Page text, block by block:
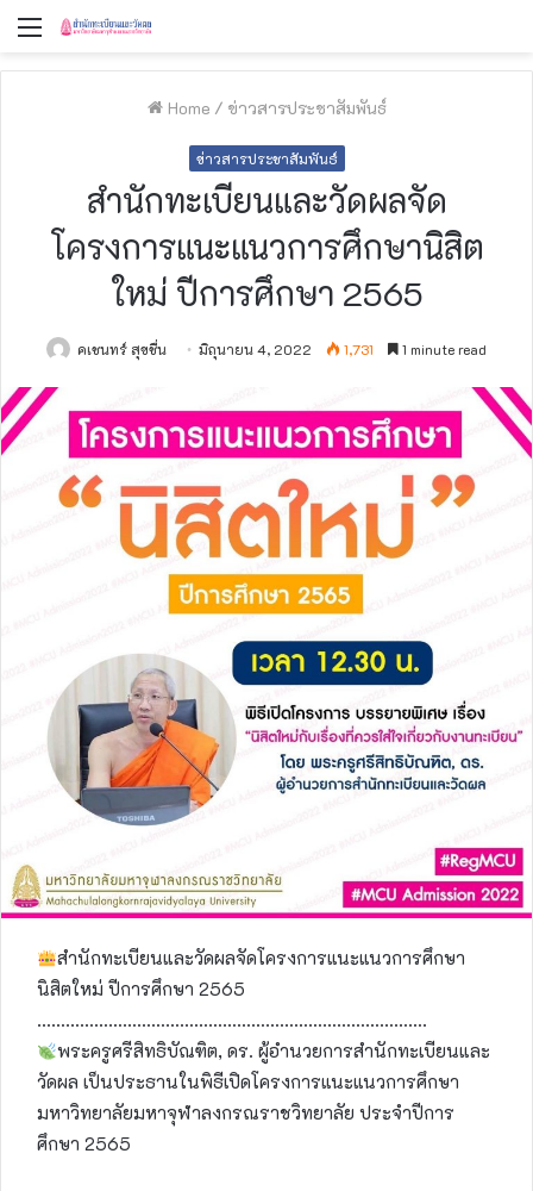
Menu
Home / ข่าวสารประชาสัมพันธ์
ข่าวสารประชาสัมพันธ์
สำนักทะเบียนและวัดผลจัด
โครงการแนะแนวการศึกษานิสิต
ใหม่ ปีการศึกษา 2565
คเชนทร์ สุขชื่น มิถุนายน 4, 2022 1,731 1 minute read
สำนักทะเบียนและวัดผลจัดโครงการแนะแนวการศึกษา
นิสิตใหม่ ปีการศึกษา 2565
……………………………………………………………………….
พระครูศรีสิทธิบัณฑิต, ดร. ผู้อำนวยการสำนักทะเบียนและ
วัดผล เป็นประธานในพิธีเปิดโครงการแนะแนวการศึกษา
มหาวิทยาลัยมหาจุฬาลงกรณราชวิทยาลัย ประจำปีการ
ศึกษา 2565